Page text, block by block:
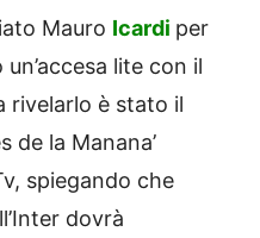
Mauro Icardi per
lite con il
rivelarlo è stato il
de la Manana’
spiegando che
dovrà